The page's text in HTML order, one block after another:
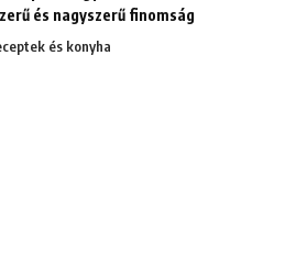
és nagyszerű finomság
és konyha